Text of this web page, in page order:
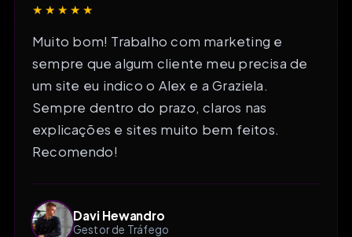
★★★★★
Muito bom! Trabalho com marketing e
sempre que algum cliente meu precisa de
um site eu indico o Alex e a Graziela.
Sempre dentro do prazo, claros nas
explicações e sites muito bem feitos.
Recomendo!
Davi Hewandro
Gestor de Tráfego